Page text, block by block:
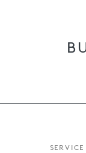
SERVICE